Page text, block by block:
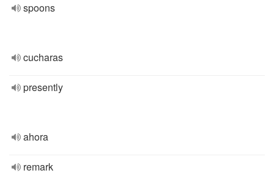
spoons
cucharas
presently
ahora
remark